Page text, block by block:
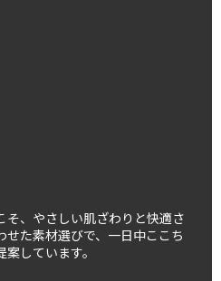
そ、やさしい肌ざわりと快適さ
た素材選びで、一日中ここち
しています。